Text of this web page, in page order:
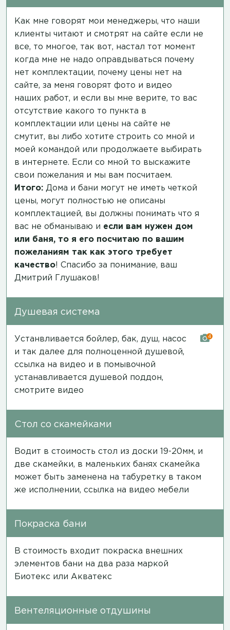
Как мне говорят мои менеджеры, что наши
клиенты читают и смотрят на сайте если не
все, то многое, так вот, настал тот момент
когда мне не надо оправдываться почему
нет комплектации, почему цены нет на
сайте, за меня говорят фото и видео
наших работ, и если вы мне верите, то вас
отсутствие какого то пункта в
комплектации или цены на сайте не
смутит, вы либо хотите строить со мной и
моей командой или продолжаете выбирать
в интернете. Если со мной то выскажите
свои пожелания и мы вам посчитаем.
Итого: Дома и бани могут не иметь четкой
цены, могут полностью не описаны
комплектацией, вы должны понимать что я
вас не обманываю и если вам нужен дом
или баня, то я его посчитаю по вашим
пожеланиям так как этого требует
качество! Спасибо за понимание, ваш
Дмитрий Глушаков!
Душевая система
Устанвливается бойлер, бак, душ, насос
и так далее для полноценной душевой,
ссылка на видео и в помывочной
устанавливается душевой поддон,
смотрите видео
4
Стол со скамейками
Водит в стоимость стол из доски 19-20мм, и
две скамейки, в маленьких банях скамейка
может быть заменена на табуретку в таком
же исполнении, ссылка на видео мебели
Покраска бани
В стоимость входит покраска внешних
элементов бани на два раза маркой
Биотекс или Акватекс
Вентеляционные отдушины